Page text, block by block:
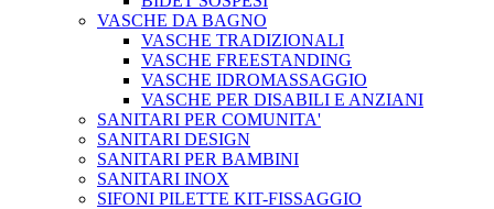
VASCHE DA BAGNO
VASCHE TRADIZIONALI
VASCHE FREESTANDING
VASCHE IDROMASSAGGIO
VASCHE PER DISABILI E ANZIANI
SANITARI PER COMUNITA'
SANITARI DESIGN
SANITARI PER BAMBINI
SANITARI INOX
SIFONI PILETTE KIT-FISSAGGIO